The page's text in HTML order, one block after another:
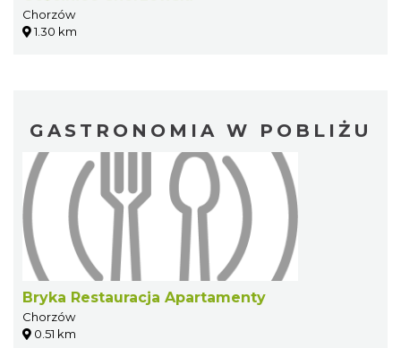
Chorzów
1.30 km
GASTRONOMIA W POBLIŻU
Bryka Restauracja Apartamenty
Chorzów
0.51 km